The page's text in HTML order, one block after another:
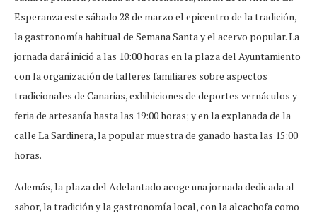
Esperanza este sábado 28 de marzo el epicentro de la tradición,
la gastronomía habitual de Semana Santa y el acervo popular. La
jornada dará inició a las 10:00 horas en la plaza del Ayuntamiento
con la organización de talleres familiares sobre aspectos
tradicionales de Canarias, exhibiciones de deportes vernáculos y
feria de artesanía hasta las 19:00 horas; y en la explanada de la
calle La Sardinera, la popular muestra de ganado hasta las 15:00
horas.
Además, la plaza del Adelantado acoge una jornada dedicada al
sabor, la tradición y la gastronomía local, con la alcachofa como